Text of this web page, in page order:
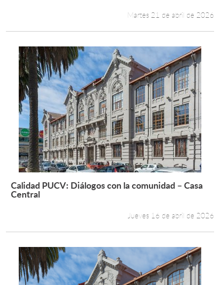
Martes 21 de abril de 2026
Leer más +
Calidad PUCV: Diálogos con la comunidad – Casa
Central
Jueves 16 de abril de 2026